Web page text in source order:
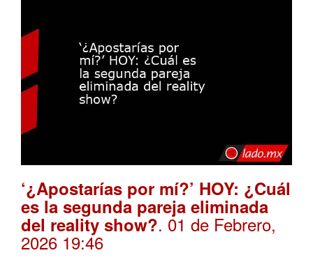
‘¿Apostarías por mí?’ HOY: ¿Cuál
es la segunda pareja eliminada
del reality show?. 01 de Febrero,
2026 19:46